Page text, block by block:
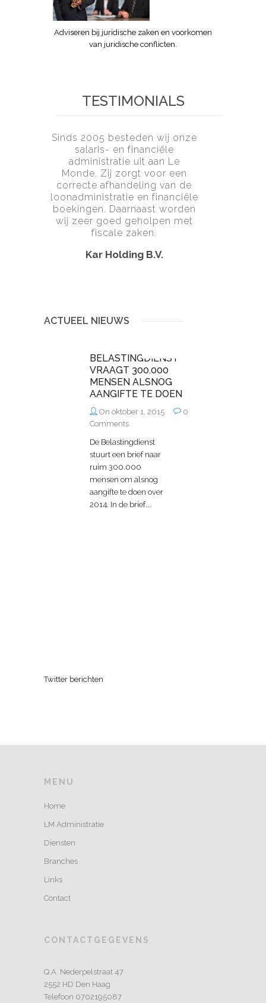
Adviseren bij juridische zaken en voorkomen
van juridische conflicten.
TESTIMONIALS
Sinds 2005 besteden wij onze
salaris- en financiële
administratie uit aan Le
Monde. Zij zorgt voor een
correcte afhandeling van de
loonadministratie en financiële
boekingen. Daarnaast worden
wij zeer goed geholpen met
fiscale zaken.
Kar Holding B.V.
ACTUEEL NIEUWS
BELASTINGDIENST
VRAAGT 300.000
MENSEN ALSNOG
AANGIFTE TE DOEN
On oktober 1, 2015
0
Comments
De Belastingdienst
stuurt een brief naar
ruim 300.000
mensen om alsnog
aangifte te doen over
2014. In de brief...
Twitter berichten
MENU
Home
LM Administratie
Diensten
Branches
Links
Contact
CONTACTGEGEVENS
Q.A. Nederpelstraat 47
2552 HD Den Haag
Telefoon 0702195087